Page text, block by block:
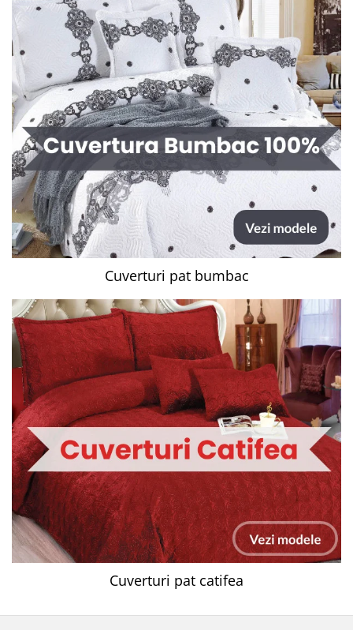
Cuverturi pat bumbac
Cuverturi pat catifea